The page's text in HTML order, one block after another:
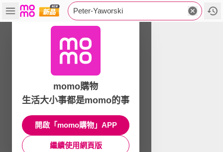
Peter-Yaworski
momo購物
生活大小事都是momo的事
開啟「momo購物」APP
繼續使用網頁版